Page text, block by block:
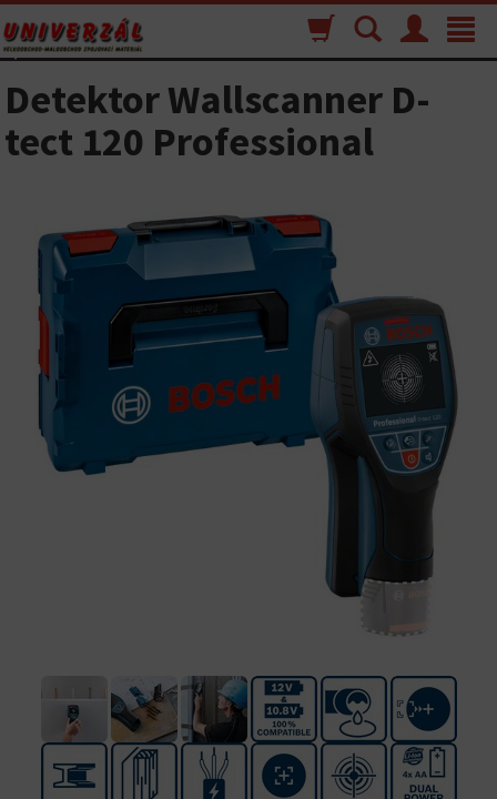
Toggle
Menu
Vyhľadávanie
Nákupný
košík
Detektor Wallscanner D-
tect 120 Professional